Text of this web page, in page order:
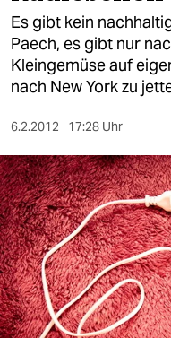
öko
gesellschaft
kultur
sport
berlin
nord
wahrheit
verlag
verlag
Es gibt kein
Paech, es gibt nur
Kleingemüse auf
nach New York zu
6.2.2012 17:28 Uhr